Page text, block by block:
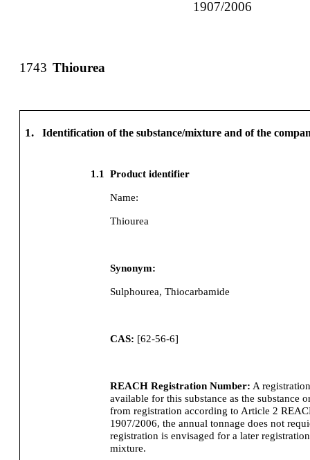
1907/2006
1743 Thiourea
1. Identification of the substance/mixture and of the
1.1 Product identifier
Name:
Thiourea
Synonym:
Sulphourea, Thiocarbamide
CAS: [62-56-6]
REACH Registration Number: A
available for this substance as the substance
from registration according to Article 2
1907/2006, the annual tonnage does not
registration is envisaged for a later
mixture.